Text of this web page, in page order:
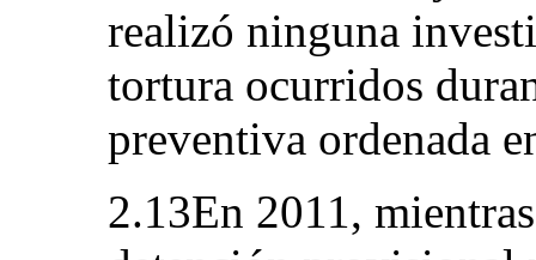
realizó ninguna
tortura ocurridos
preventiva ordenada
2.13En 2011,